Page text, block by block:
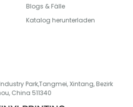
Blogs & Fälle
Katalog herunterladen
Park,Tangmei, Xintang, Bezirk
China 511340